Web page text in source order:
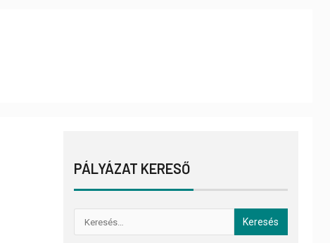
PÁLYÁZAT KERESŐ